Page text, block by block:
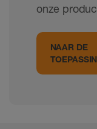
onze
NAAR DE